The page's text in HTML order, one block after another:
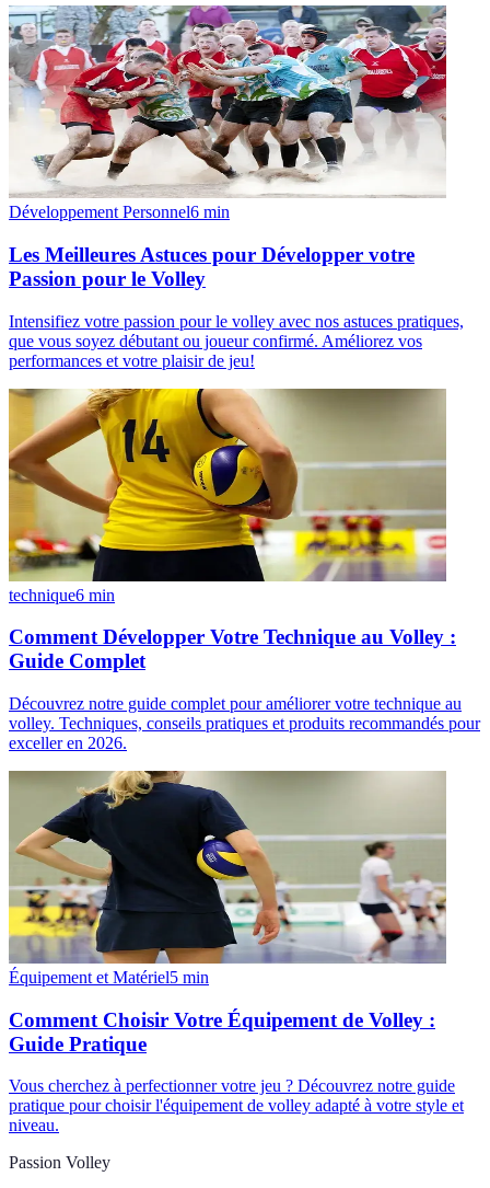
Développement Personnel6 min
Les Meilleures Astuces pour Développer votre
Passion pour le Volley
Intensifiez votre passion pour le volley avec nos astuces pratiques,
que vous soyez débutant ou joueur confirmé. Améliorez vos
performances et votre plaisir de jeu!
technique6 min
Comment Développer Votre Technique au Volley :
Guide Complet
Découvrez notre guide complet pour améliorer votre technique au
volley. Techniques, conseils pratiques et produits recommandés pour
exceller en 2026.
Équipement et Matériel5 min
Comment Choisir Votre Équipement de Volley :
Guide Pratique
Vous cherchez à perfectionner votre jeu ? Découvrez notre guide
pratique pour choisir l'équipement de volley adapté à votre style et
niveau.
Passion Volley